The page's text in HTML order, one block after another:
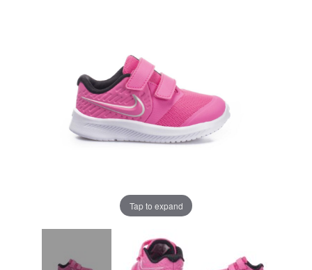
Tap to expand